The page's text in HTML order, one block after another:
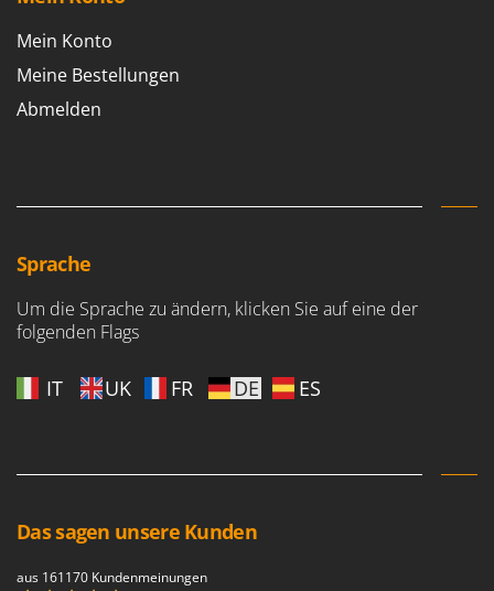
Mein Konto
Meine Bestellungen
Abmelden
Sprache
Um die Sprache zu ändern, klicken Sie auf eine der
folgenden Flags
IT UK FR DE ES
Das sagen unsere Kunden
aus 161170 Kundenmeinungen